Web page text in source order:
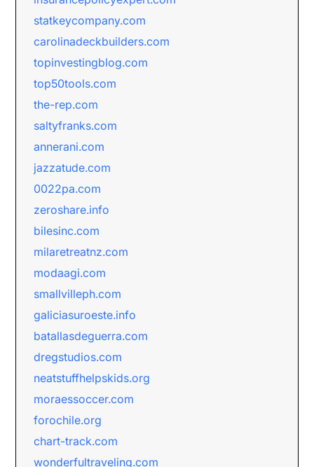
statkeycompany.com
carolinadeckbuilders.com
topinvestingblog.com
top50tools.com
the-rep.com
saltyfranks.com
annerani.com
jazzatude.com
0022pa.com
zeroshare.info
bilesinc.com
milaretreatnz.com
modaagi.com
smallvilleph.com
galiciasuroeste.info
batallasdeguerra.com
dregstudios.com
neatstuffhelpskids.org
moraessoccer.com
forochile.org
chart-track.com
wonderfultraveling.com